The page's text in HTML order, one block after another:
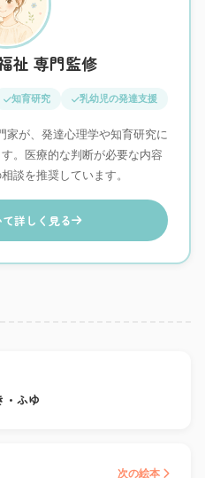
祉 専門監修
知育研究 乳幼児の発達支援
家が、発達心理学や知育研究に
。医療的な判断が必要な内容
談を推奨しています。
詳しく見る
・ふゆ
次の絵本